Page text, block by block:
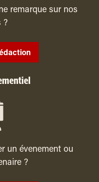
remarque sur nos
?
un évenement ou
?